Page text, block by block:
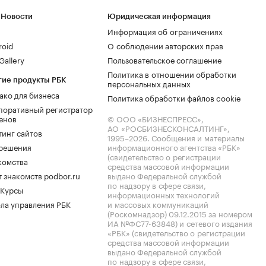
продукты РБК
для бизнеса
регистратор
сайтов
знакомств podbor.ru
управления РБК
Юридическая информация
Информация об ограничениях
О соблюдении авторских прав
Пользовательское соглашение
Политика в отношении обработки
персональных данных
Политика обработки файлов cookie
© ООО «БИЗНЕСПРЕСС»,
АО «РОСБИЗНЕСКОНСАЛТИНГ»,
1995–2026. Сообщения и материалы
информационного агентства «РБК»
(свидетельство о регистрации
средства массовой информации
выдано Федеральной службой
по надзору в сфере связи,
информационных технологий
и массовых коммуникаций
(Роскомнадзор) 09.12.2015 за номером
ИА №ФС77-63848) и сетевого издания
«РБК» (свидетельство о регистрации
средства массовой информации
выдано Федеральной службой
по надзору в сфере связи,